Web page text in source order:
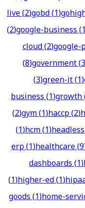
live(2)gobd(1)
(2)google-business(
cloud(2)google-
(8)government(3
(3)green-it(1)
business(1)growth
(2)gym(1)haccp(2)
(1)hcm(1)headless
erp(1)healthcare(9
dashboards(1)
(1)higher-ed(1)
goods(1)home-